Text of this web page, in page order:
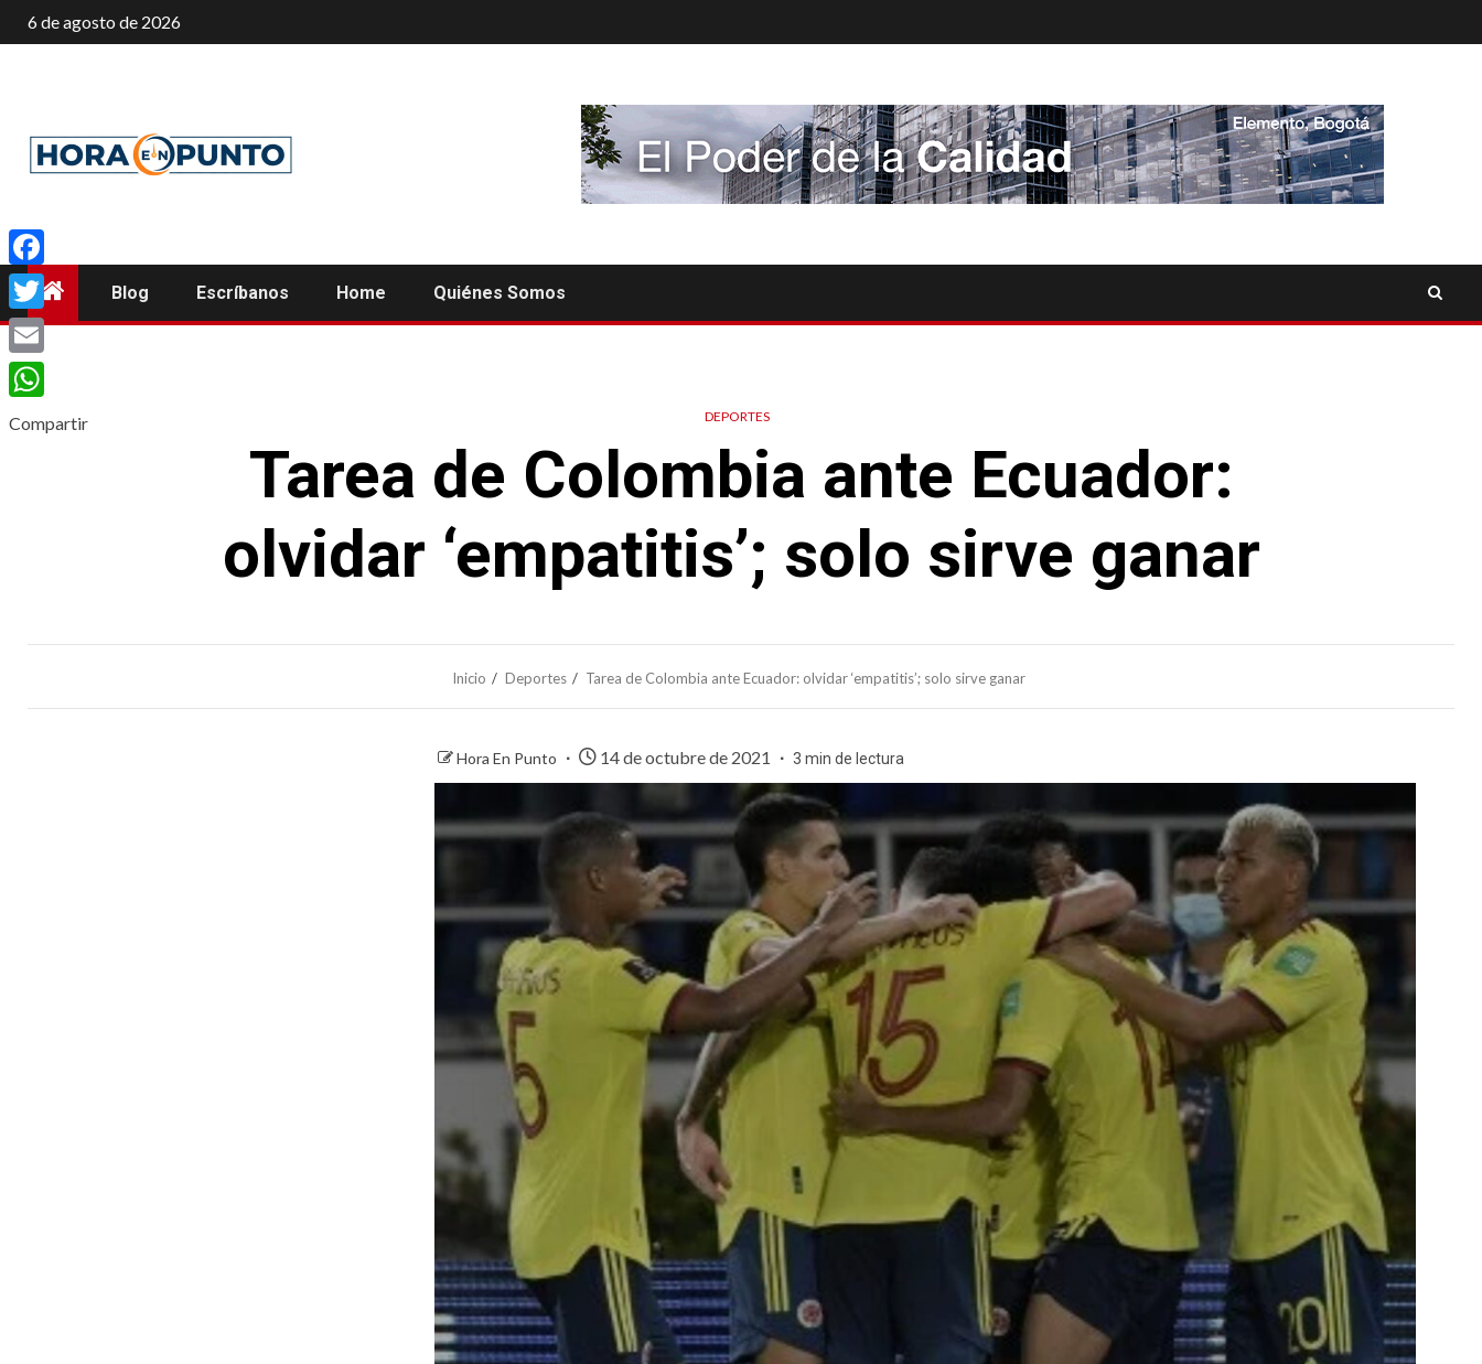
Saltar
al
6 de agosto de 2026
Blog Escríbanos Home Quiénes Somos
DEPORTES
Tarea de Colombia ante Ecuador:
olvidar ‘empatitis’; solo sirve ganar
Inicio Deportes Tarea de Colombia ante Ecuador: olvidar ‘empatitis’; solo sirve ganar
Hora En Punto 14 de octubre de 2021 3 min de lectura
Facebook
Twitter
Email
WhatsApp
Compartir